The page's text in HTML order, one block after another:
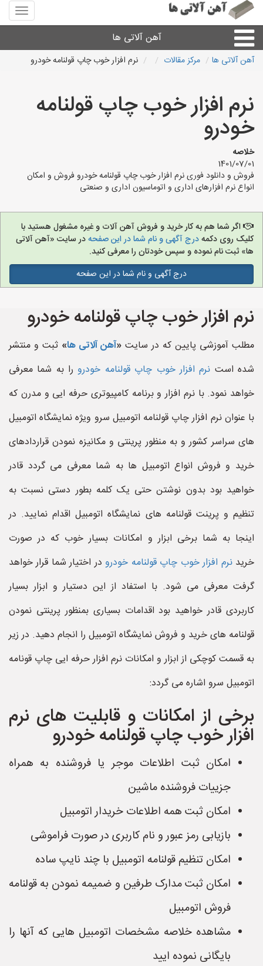
منوی
سایت
آلاتی
آهن آلاتی ها
ورق
سایر آهن آلات
آهن آلاتی های شهرها
آهن آلاتی ها مرکز مقالات نرم افزار خوب چاپ قولنامه خودرو
نرم افزار خوب چاپ قولنامه
خودرو
خلاصه
1401/07/01
فروش و دانلود فوری نرم افزار خوب چاپ قولنامه خودرو فروش و امکان
انواع نرم افزارهای اداری و اتوماسیون اداری و صنعتی
اگر شما هم به کار خرید و فروش آهن آلات و غیره مشغول هستید با
کلیک روی دکمهدرج آگهی و نام شما در این صفحهدر سایت «آهن آلاتی
ها» ثبت نام نموده و سپس خودتان را معرفی کنید.
درج آگهی و نام شما در این صفحه
نرم افزار خوب چاپ قولنامه خودرو
مطلب آموزشی پایین که در سایت «آهن آلاتی ها» ثبت و منتشر
شده است نرم افزار خوب چاپ قولنامه خودرورا به شما معرفی
خواهد نمود. با نرم افزار و برنامه کامپیوتری حرفه ایی و مدرن که
با عنوان نرم افزار چاپ قولنامه اتومبیل سرو ویژه نمایشگاه اتومبیل
های سراسر کشور و به منظور پرینتی و مکانیزه نمودن قراردادهای
خرید و فروش انواع اتومبیل ها به شما معرفی می گردد قادر
خواهید بود بدون نوشتن حتی یک کلمه بطور دستی نسبت به
تنظیم و پرینت قولنامه های نمایشگاه اتومبیل اقدام نمایید. در
اینجا به شما برخی ابزار و امکانات بسیار خوب که در صورت
خریدنرم افزار خوب چاپ قولنامه خودرودر اختیار شما قرار خواهد
گرفت معرفی می شود. با استفاد از این دستیار و ابزار بسیار
کاربردی قادر خواهید بود اقدامات بسیاری بمنظور پرینتی نمودن
قولنامه های خرید و فروش نمایشگاه اتومبیل را انجام دهید. در زیر
به قسمت کوچکی از ابزار و امکانات نرم افزار حرفه ایی چاپ قونامه
اتومبیل سرو اشاره می گردد:
برخی از امکانات و قابلیت های نرم
افزار خوب چاپ قولنامه خودرو
امکان ثبت اطلاعات موجر یا فروشنده به همراه
جزییات فروشنده ماشین
امکان ثبت همه اطلاعات خریدار اتومبیل
بازیابی رمز عبور و نام کاربری در صورت فراموشی
امکان تنظیم قولنامه اتومبیل با چند نایپ ساده
امکان ثبت مدارک طرفین و ضمیمه نمودن به قولنامه
فروش اتومبیل
مشاهده خلاصه مشخصات اتومبیل هایی که آنها را
بایگانی نموده ایید